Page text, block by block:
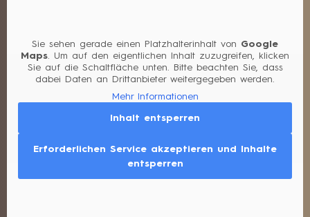
Sie sehen gerade einen Platzhalterinhalt von Google
Maps. Um auf den eigentlichen Inhalt zuzugreifen, klicken
Sie auf die Schaltfläche unten. Bitte beachten Sie, dass
dabei Daten an Drittanbieter weitergegeben werden.
Mehr Informationen
Inhalt entsperren
Erforderlichen Service akzeptieren und Inhalte
entsperren